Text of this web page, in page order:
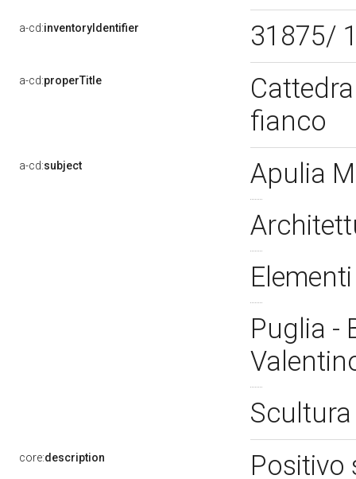
a-cd:inventoryIdentifier 31875/
a-cd:properTitle
fianco
a-cd:subject
Apulia
Puglia -
core:description